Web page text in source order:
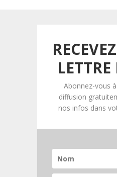
LETTRE
Abonnez-vous
diffusion
nos infos dans